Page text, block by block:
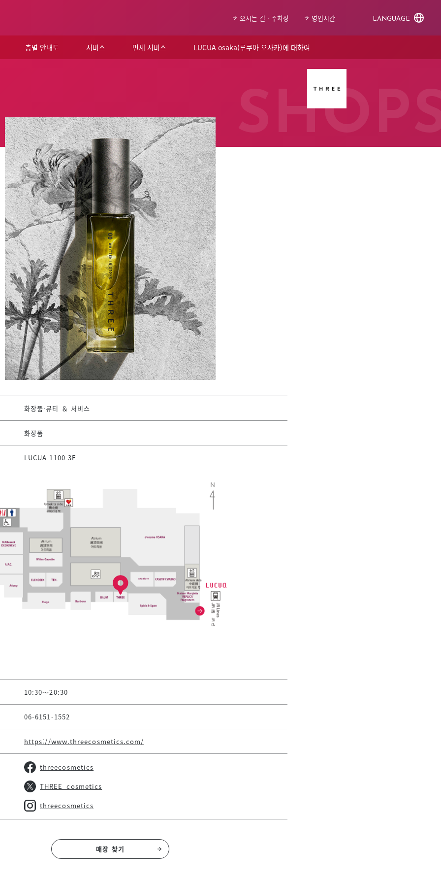
오시는 길 · 주차장 영업시간 LANGUAGE
층별 안내도 서비스 면세 서비스 LUCUA osaka(루쿠아 오사카)에 대하여
화장품·뷰티 ＆ 서비스
화장품
LUCUA 1100 3F
10:30～20:30
06-6151-1552
https://www.threecosmetics.com/
threecosmetics
THREE_cosmetics
threecosmetics
매장 찾기